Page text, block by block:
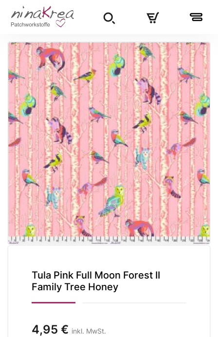
Tula Pink Full Moon Forest II
Family Tree Honey
4,95 € inkl. MwSt.